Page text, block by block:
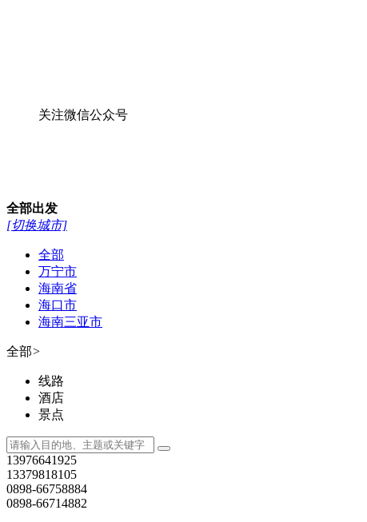
关注微信公众号
全部出发
[切换城市]
全部
万宁市
海南省
海口市
海南三亚市
全部>
线路
酒店
景点
13976641925
13379818105
0898-66758884
0898-66714882